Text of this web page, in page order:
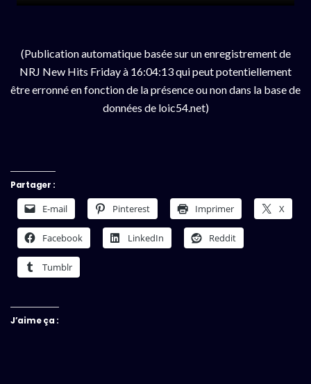
(Publication automatique basée sur un enregistrement de
NRJ New Hits Friday à 16:04:13 qui peut potentiellement
être erronné en fonction de la présence ou non dans la base de
données de loic54.net)
Partager :
E-mail Pinterest Imprimer X
Facebook LinkedIn Reddit
Tumblr
J’aime ça :